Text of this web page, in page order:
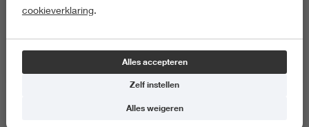
Thematisch ontwerpen van
cookieverklaring.
Alles accepteren
Zelf instellen
Alles weigeren